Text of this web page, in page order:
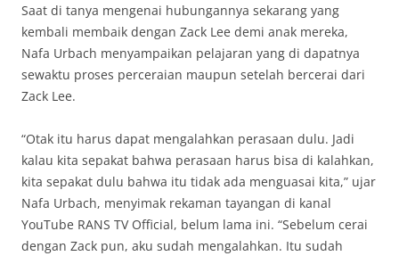
Saat di tanya mengenai hubungannya sekarang yang
kembali membaik dengan Zack Lee demi anak mereka,
Nafa Urbach menyampaikan pelajaran yang di dapatnya
sewaktu proses perceraian maupun setelah bercerai dari
Zack Lee.
“Otak itu harus dapat mengalahkan perasaan dulu. Jadi
kalau kita sepakat bahwa perasaan harus bisa di kalahkan,
kita sepakat dulu bahwa itu tidak ada menguasai kita,” ujar
Nafa Urbach, menyimak rekaman tayangan di kanal
YouTube RANS TV Official, belum lama ini. “Sebelum cerai
dengan Zack pun, aku sudah mengalahkan. Itu sudah